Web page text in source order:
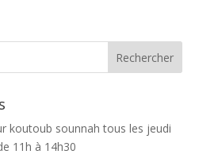
koutoub sounnah tous les jeudi
11h à 14h30